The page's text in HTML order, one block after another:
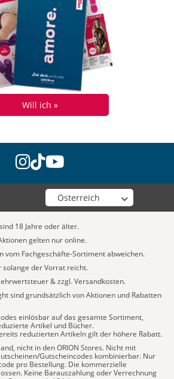
Will ich »
instagram
tiktok
youtube
Wähle deinen Shop
18 Jahre oder älter.
gelten nur online.
vom Fachgeschäfte-Sortiment abweichen.
solange der Vorrat reicht.
& zzgl. Versandkosten.
sind grundsätzlich von Aktionen und Rabatten
einlösbar auf das gesamte Sortiment,
Artikel und Bücher.
reduzierten Artikeln gilt der höhere Rabatt.
nicht in den ORION Stores. Nicht mit
Gutscheincodes kombinierbar. Nur
pro Bestellung. Die kommerzielle
Keine Barauszahlung oder Verrechnung